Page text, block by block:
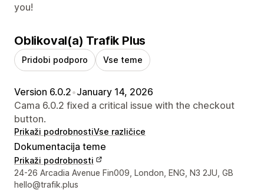
you!
Oblikoval(a) Trafik Plus
Pridobi podporo Vse teme
Version 6.0.2•January 14, 2026
Cama 6.0.2 fixed a critical issue with the checkout
button.
Prikaži podrobnostiVse različice
Dokumentacija teme
Prikaži podrobnosti
Podatki za stik z oblikovalcem
24-26 Arcadia Avenue Fin009, London, ENG, N3 2JU, GB
hello@trafik.plus